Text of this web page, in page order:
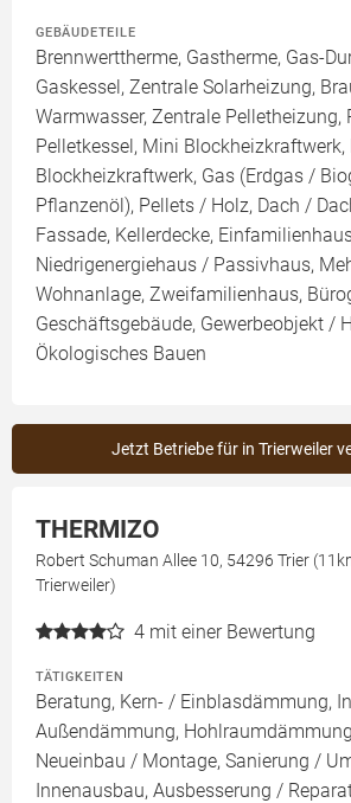
GEBÄUDETEILE
Brennwerttherme, Gastherme, Gas-
Gaskessel, Zentrale Solarheizung,
Warmwasser, Zentrale Pelletheizung,
Pelletkessel, Mini
Blockheizkraftwerk, Gas (Erdgas /
Pflanzenöl), Pellets / Holz, Dach /
Fassade, Kellerdecke,
Niedrigenergiehaus / Passivhaus,
Wohnanlage, Zweifamilienhaus,
Geschäftsgebäude, Gewerbeobjekt /
Ökologisches Bauen
Jetzt Betriebe für in Trierweiler
THERMIZO
Robert Schuman Allee 10, 54296 Trier
Trierweiler)
4 mit einer Bewertung
TÄTIGKEITEN
Beratung, Kern- / Einblasdämmung,
Außendämmung,
Neueinbau / Montage, Sanierung /
Innenausbau, Ausbesserung /